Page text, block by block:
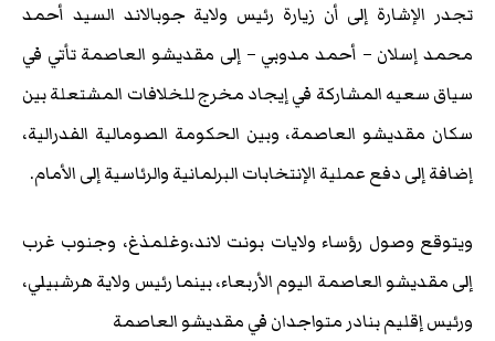
تجدر الإشارة إلى أن زيارة رئيس ولاية جوبالاند السيد أحمد
محمد إسلان – أحمد مدوبي – إلى مقديشو العاصمة تأتي في
سياق سعيه المشاركة في إيجاد مخرج للخلافات المشتعلة بين
سكان مقديشو العاصمة، وبين الحكومة الصومالية الفدرالية،
إضافة إلى دفع عملية الإنتخابات البرلمانية والرئاسية إلى الأمام.
ويتوقع وصول رؤساء ولايات بونت لاند،وغلمذغ، وجنوب غرب
إلى مقديشو العاصمة اليوم الأربعاء، بينما رئيس ولاية هرشبيلي،
ورئيس إقليم بنادر متواجدان في مقديشو العاصمة